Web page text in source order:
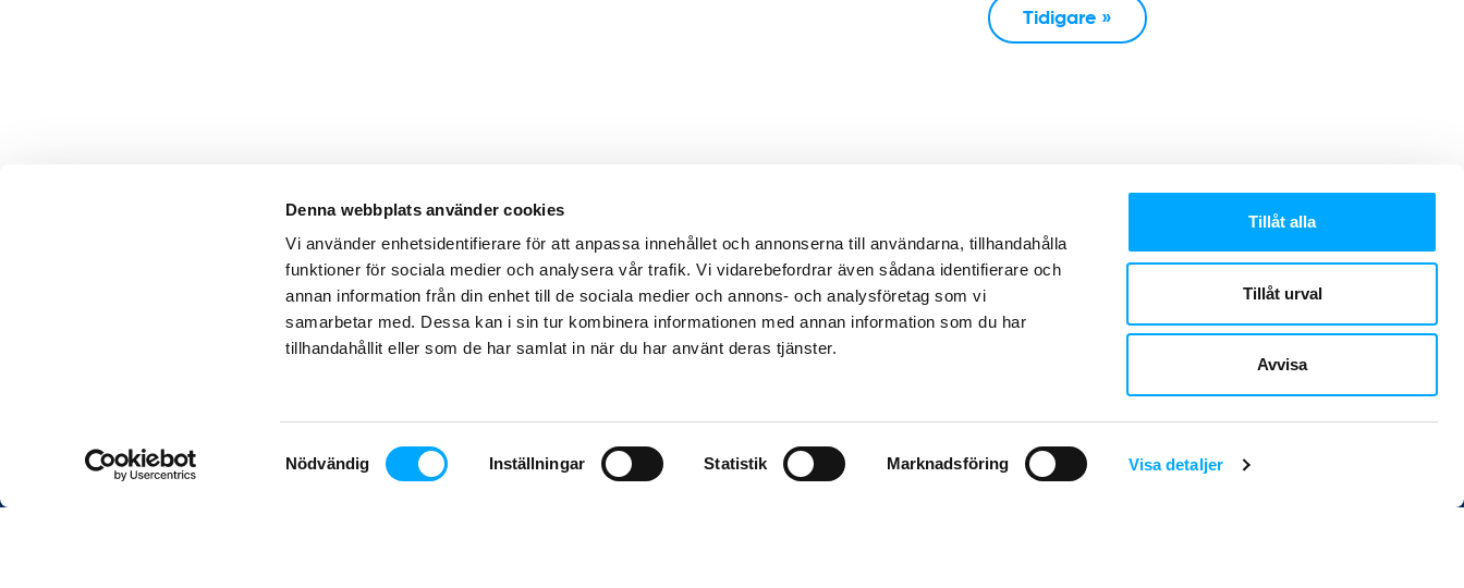
Denna webbplats använder cookies
Vi använder enhetsidentifierare för att anpassa innehållet och annonserna till användarna, tillhandahålla
funktioner för sociala medier och analysera vår trafik. Vi vidarebefordrar även sådana identifierare och
annan information från din enhet till de sociala medier och annons- och analysföretag som vi
samarbetar med. Dessa kan i sin tur kombinera informationen med annan information som du har
tillhandahållit eller som de har samlat in när du har använt deras tjänster.
Samtyckesval
Nödvändig Inställningar Statistik Marknadsföring Visa detaljer
Tillåt alla
Tillåt urval
Avvisa
Tidigare »
Pyramidvägen 7, 4tr